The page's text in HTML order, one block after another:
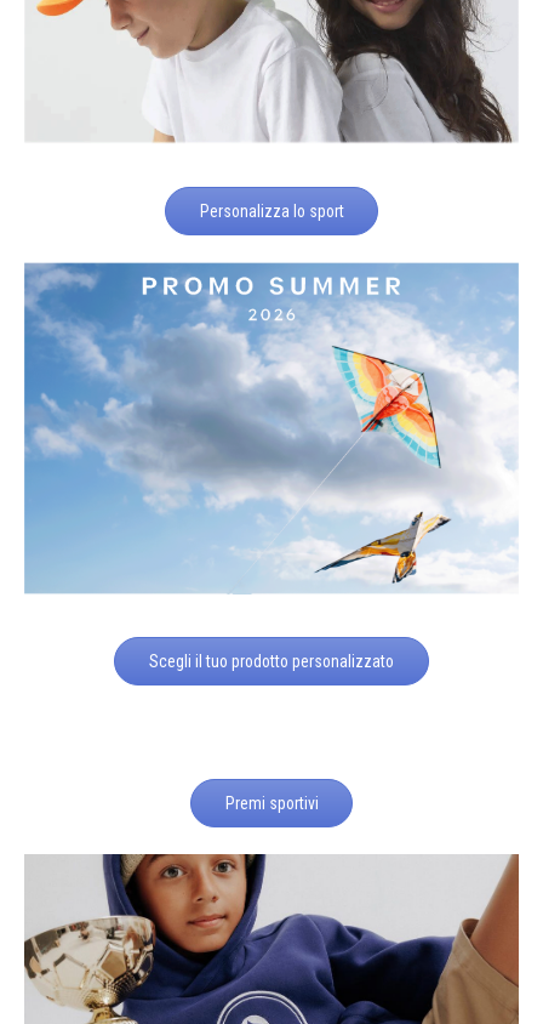
Personalizza lo sport
Scegli il tuo prodotto personalizzato
Premi sportivi